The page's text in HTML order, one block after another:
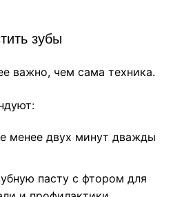
зубы
важно, чем сама техника.
менее двух минут дважды
пасту с фтором для